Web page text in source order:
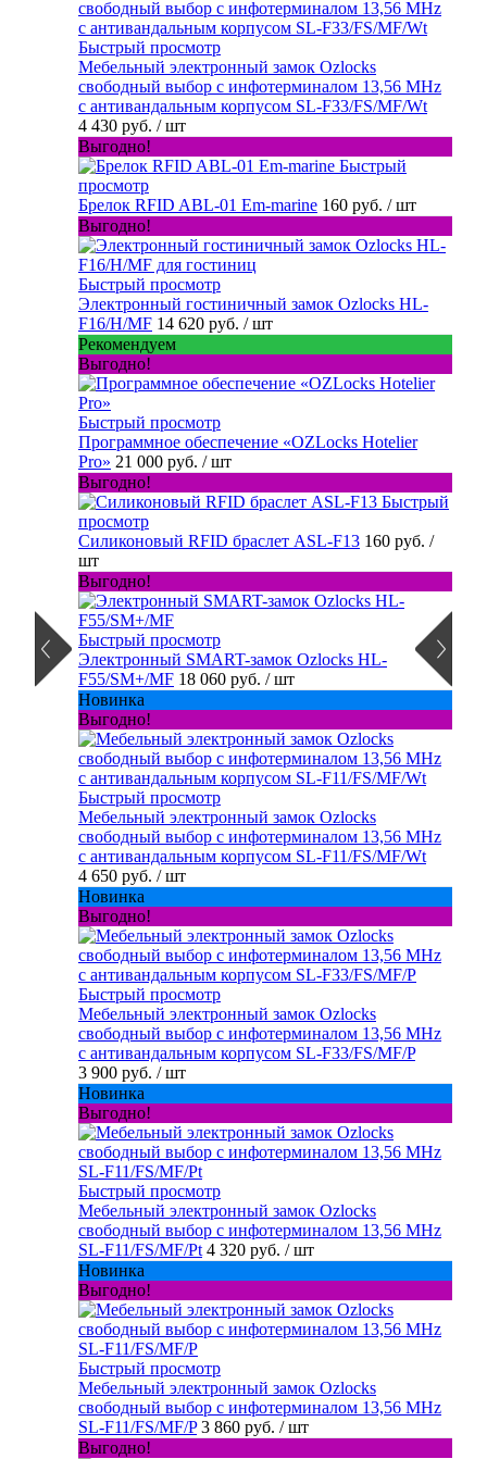
Быстрый просмотр
Мебельный электронный замок Ozlocks
свободный выбор с инфотерминалом 13,56 MHz
с антивандальным корпусом SL-F33/FS/MF/Wt
4 430 руб. / шт
Выгодно!
Быстрый
просмотр
Брелок RFID ABL-01 Em-marine 160 руб. / шт
Выгодно!
Быстрый просмотр
Электронный гостиничный замок Ozlocks HL-
F16/H/MF 14 620 руб. / шт
Рекомендуем
Выгодно!
Быстрый просмотр
Программное обеспечение «OZLocks Hotelier
Pro» 21 000 руб. / шт
Выгодно!
Быстрый
просмотр
Силиконовый RFID браслет ASL-F13 160 руб. /
шт
Выгодно!
Быстрый просмотр
Электронный SMART-замок Ozlocks HL-
F55/SM+/MF 18 060 руб. / шт
Новинка
Выгодно!
Быстрый просмотр
Мебельный электронный замок Ozlocks
свободный выбор с инфотерминалом 13,56 MHz
с антивандальным корпусом SL-F11/FS/MF/Wt
4 650 руб. / шт
Новинка
Выгодно!
Быстрый просмотр
Мебельный электронный замок Ozlocks
свободный выбор с инфотерминалом 13,56 MHz
с антивандальным корпусом SL-F33/FS/MF/P
3 900 руб. / шт
Новинка
Выгодно!
Быстрый просмотр
Мебельный электронный замок Ozlocks
свободный выбор с инфотерминалом 13,56 MHz
SL-F11/FS/MF/Pt 4 320 руб. / шт
Новинка
Выгодно!
Быстрый просмотр
Мебельный электронный замок Ozlocks
свободный выбор с инфотерминалом 13,56 MHz
SL-F11/FS/MF/P 3 860 руб. / шт
Выгодно!